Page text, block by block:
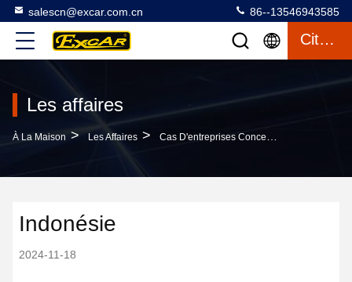
salescn@excar.com.cn 86--13546943585
Citation
Les affaires
À La Maison > Les Affaires > Cas D'entreprises Concernant Indonésie
Indonésie
2024-11-18